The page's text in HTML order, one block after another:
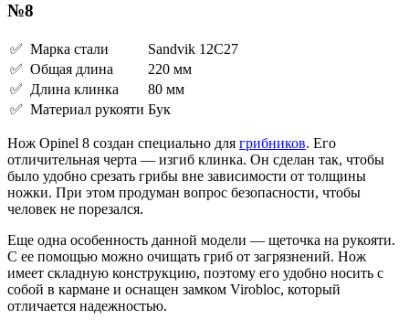
№8
✅ Марка стали
Sandvik 12C27
✅ Общая длина
220 мм
✅ Длина клинка
80 мм
✅ Материал рукояти Бук
Нож Opinel 8 создан специально для грибников. Его
отличительная черта — изгиб клинка. Он сделан так, чтобы
было удобно срезать грибы вне зависимости от толщины
ножки. При этом продуман вопрос безопасности, чтобы
человек не порезался.
Еще одна особенность данной модели — щеточка на рукояти.
С ее помощью можно очищать гриб от загрязнений. Нож
имеет складную конструкцию, поэтому его удобно носить с
собой в кармане и оснащен замком Virobloc, который
отличается надежностью.